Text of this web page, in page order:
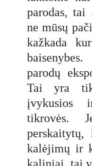
parodas, tai
ne mūsų
kažkada
parodų
Tai yra tik
įvykusios
tikrovės.
perskaitytų,
kalėjimų ir